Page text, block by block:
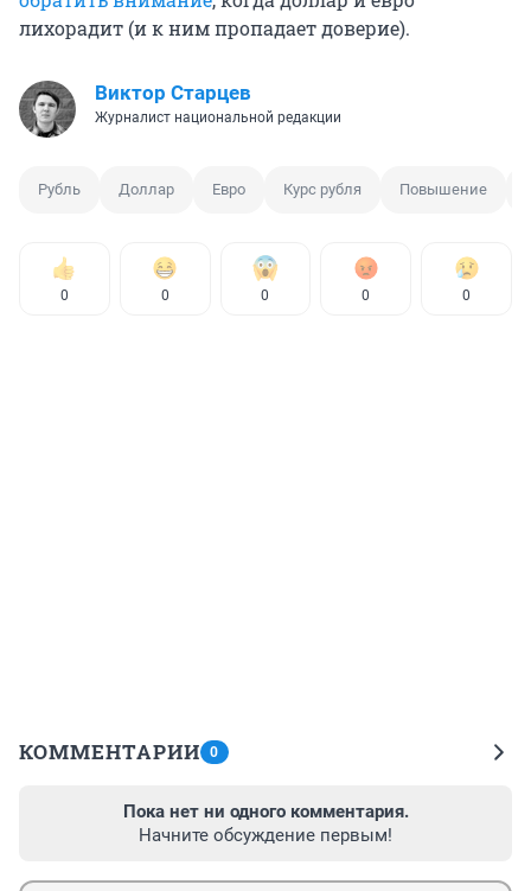
лихорадит (и к ним пропадает доверие).
Виктор Старцев
Журналист национальной редакции
Рубль Доллар Евро Курс рубля Повышение
0 0 0 0 0
КОММЕНТАРИИ 0
Пока нет ни одного комментария.
Начните обсуждение первым!